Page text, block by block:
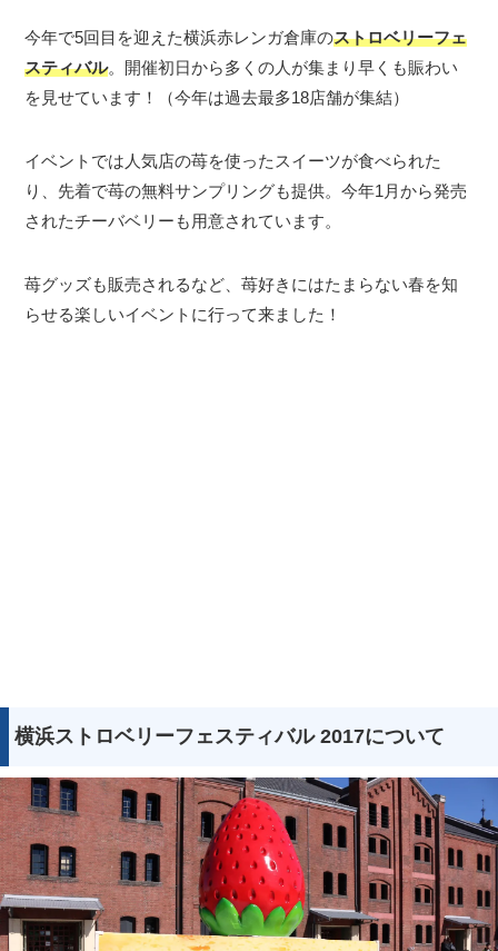
今年で5回目を迎えた横浜赤レンガ倉庫のストロベリーフェ
スティバル。開催初日から多くの人が集まり早くも賑わい
を見せています！（今年は過去最多18店舗が集結）
イベントでは人気店の苺を使ったスイーツが食べられた
り、先着で苺の無料サンプリングも提供。今年1月から発売
されたチーバベリーも用意されています。
苺グッズも販売されるなど、苺好きにはたまらない春を知
らせる楽しいイベントに行って来ました！
横浜ストロベリーフェスティバル 2017について